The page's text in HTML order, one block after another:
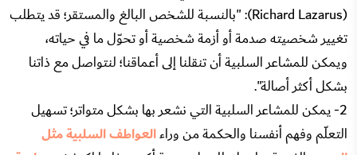
(Richard Lazarus): "بالنسبة للشخص البالغ والمستقر؛ قد يتطلب
تغيير شخصيته صدمة أو أزمة شخصية أو تحوّل ما في حياته،
ويمكن للمشاعر السلبية أن تنقلنا إلى أعماقنا؛ لنتواصل مع ذاتنا
بشكل أكثر أصالة".
2- يمكن للمشاعر السلبية التي نشعر بها بشكل متواتر؛ تسهيل
التعلّم وفهم أنفسنا والحكمة من وراءالعواطف السلبية مثل